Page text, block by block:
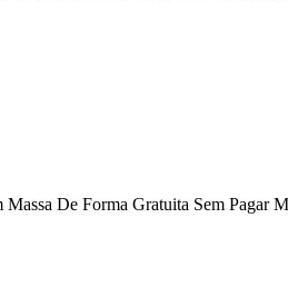
De Forma Gratuita Sem Pagar